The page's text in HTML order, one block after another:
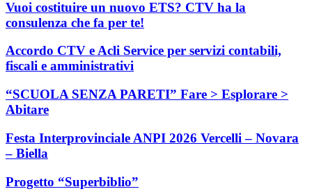
Vuoi costituire un nuovo ETS? CTV ha la
consulenza che fa per te!
Accordo CTV e Acli Service per servizi contabili,
fiscali e amministrativi
“SCUOLA SENZA PARETI” Fare > Esplorare >
Abitare
Festa Interprovinciale ANPI 2026 Vercelli – Novara
– Biella
Progetto “Superbiblio”